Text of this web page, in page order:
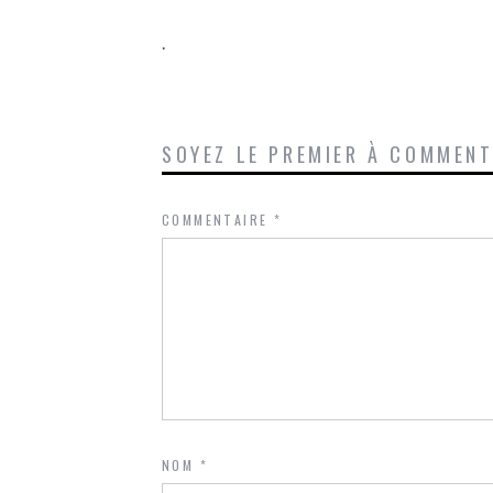
.
SOYEZ LE PREMIER À
COMMENTAIRE *
NOM *